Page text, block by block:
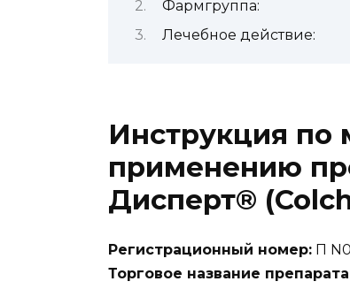
Фармгруппа:
Лечебное действие:
Инструкция по
применению
Дисперт®
Регистрационный номер: П
Торговое название